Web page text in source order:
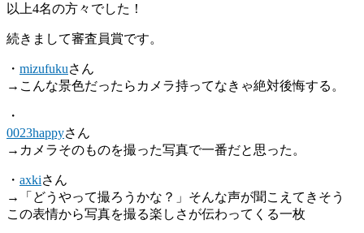
以上4名の方々でした！
続きまして審査員賞です。
・ mizufukuさん
→こんな景色だったらカメラ持ってなきゃ絶対後悔する。
・
0023happyさん
→カメラそのものを撮った写真で一番だと思った。
・ axkiさん
→「どうやって撮ろうかな？」そんな声が聞こえてきそう
この表情から写真を撮る楽しさが伝わってくる一枚